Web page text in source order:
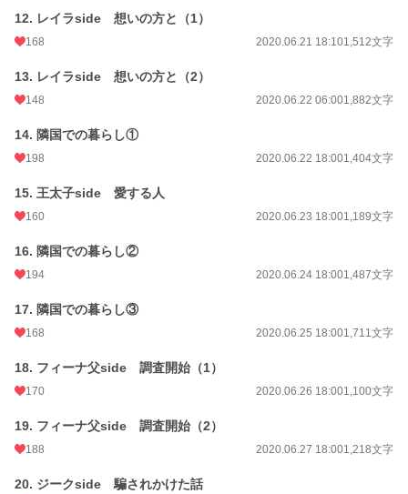
12. レイラside 想いの方と（1）
168 2020.06.21 18:101,512文字
13. レイラside 想いの方と（2）
148 2020.06.22 06:001,882文字
14. 隣国での暮らし①
198 2020.06.22 18:001,404文字
15. 王太子side 愛する人
160 2020.06.23 18:001,189文字
16. 隣国での暮らし②
194 2020.06.24 18:001,487文字
17. 隣国での暮らし③
168 2020.06.25 18:001,711文字
18. フィーナ父side 調査開始（1）
170 2020.06.26 18:001,100文字
19. フィーナ父side 調査開始（2）
188 2020.06.27 18:001,218文字
20. ジークside 騙されかけた話